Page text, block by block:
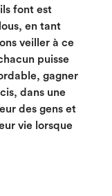
font est
en tant
veiller à ce
puisse
gagner
dans une
des gens et
vie lorsque